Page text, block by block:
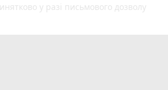
у разі письмового дозволу